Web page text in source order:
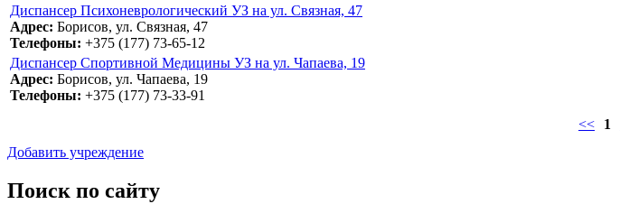
Диспансер Психоневрологический УЗ на ул. Связная, 47
Адрес: Борисов, ул. Связная, 47
Телефоны: +375 (177) 73-65-12
Диспансер Спортивной Медицины УЗ на ул. Чапаева, 19
Адрес: Борисов, ул. Чапаева, 19
Телефоны: +375 (177) 73-33-91
<<
1
Добавить учреждение
Поиск по сайту